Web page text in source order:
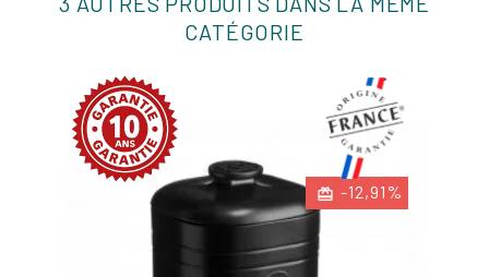
CATÉGORIE
-12,91%